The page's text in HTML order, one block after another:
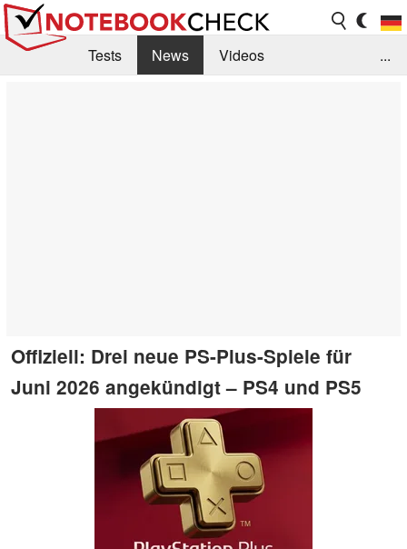
Tests News
Videos
...
Offiziell: Drei neue PS-Plus-Spiele für
Juni 2026 angekündigt – PS4 und PS5